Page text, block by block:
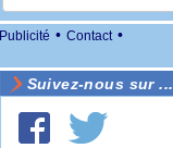
Publicité • Contact •
Suivez-nous sur ...